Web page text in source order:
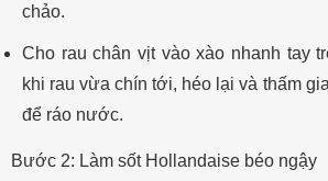
chảo.
Cho rau chân vịt vào xào nhanh tay
khi rau vừa chín tới, héo lại và thấm
để ráo nước.
Bước 2: Làm sốt Hollandaise béo ngậy